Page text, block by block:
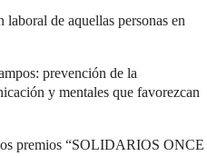
de aquellas personas en
prevención de la
y mentales que favorezcan
los premios “SOLIDARIOS ONCE